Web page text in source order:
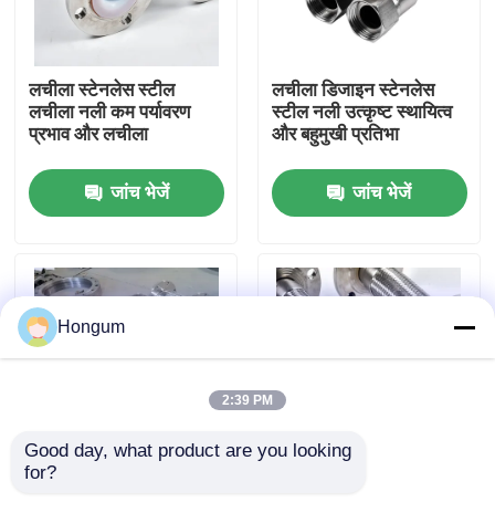
हमारे बारे में
कारखाने का दौरा
गुणवत्ता नियंत्रण
समाचार
मामले
उद्धरण मांगें
लचीला स्टेनलेस स्टील
लचीला नली कम पर्यावरण
प्रभाव और लचीला
जांच भेजें
लचीला डिजाइन स्टेनलेस
स्टील नली उत्कृष्ट स्थायित्व
और बहुमुखी प्रतिभा
जांच भेजें
उच्च दबाव अनुप्रयोगों के लिए
Hongum
2:39 PM
Good day, what product are you looking
for?